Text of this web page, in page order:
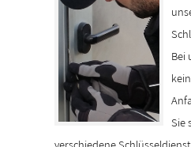
Bei
Sie
verschiedene